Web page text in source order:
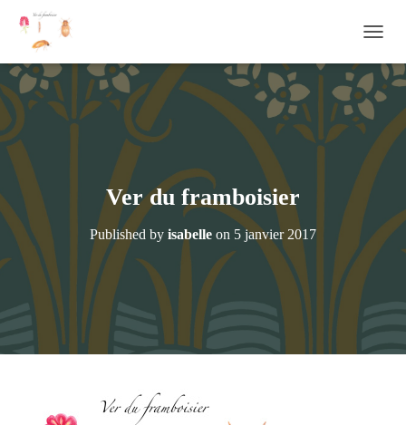
Ver du framboisier
Published by isabelle on 5 janvier 2017